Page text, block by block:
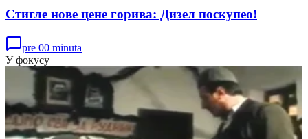
Стигле нове цене горива: Дизел поскупео!
pre 00 minuta
У фокусу